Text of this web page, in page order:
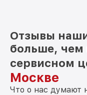
Отзывы
больше,
сервисном
Москве
Что о нас думают